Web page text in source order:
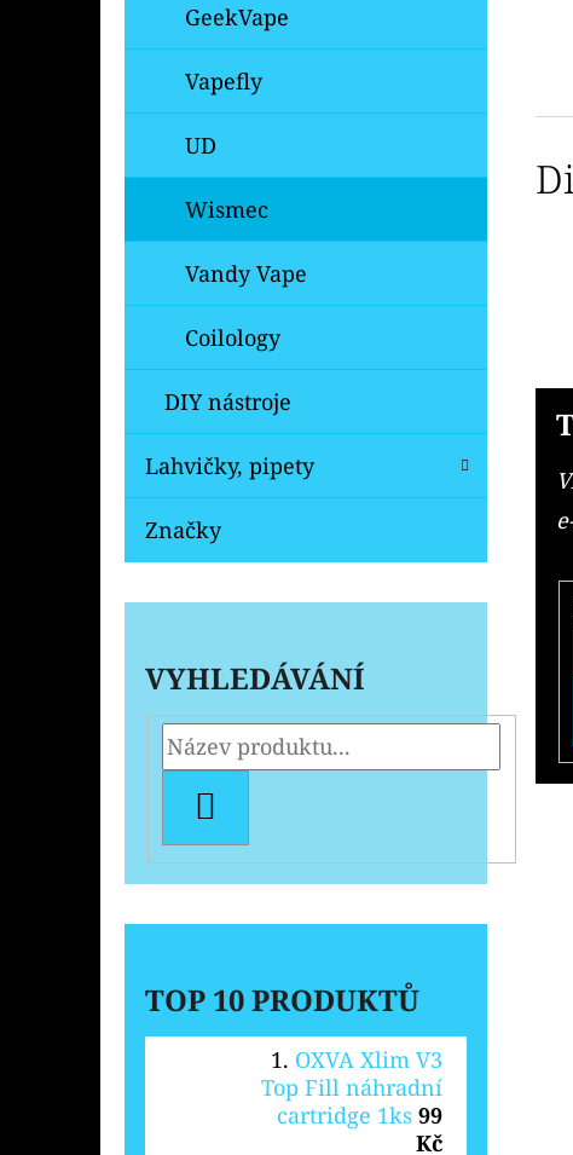
GeekVape
Vapefly
UD
Wismec
Vandy Vape
Coilology
DIY nástroje
Lahvičky, pipety
Značky
VYHLEDÁVÁNÍ
TOP 10 PRODUKTŮ
OXVA Xlim V3
Top Fill náhradní
cartridge 1ks 99
Kč